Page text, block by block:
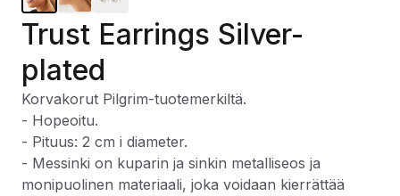
Trust Earrings Silver-
plated
Korvakorut Pilgrim-tuotemerkiltä.
- Hopeoitu.
- Pituus: 2 cm i diameter.
- Messinki on kuparin ja sinkin metalliseos ja
monipuolinen materiaali, joka voidaan kierrättää